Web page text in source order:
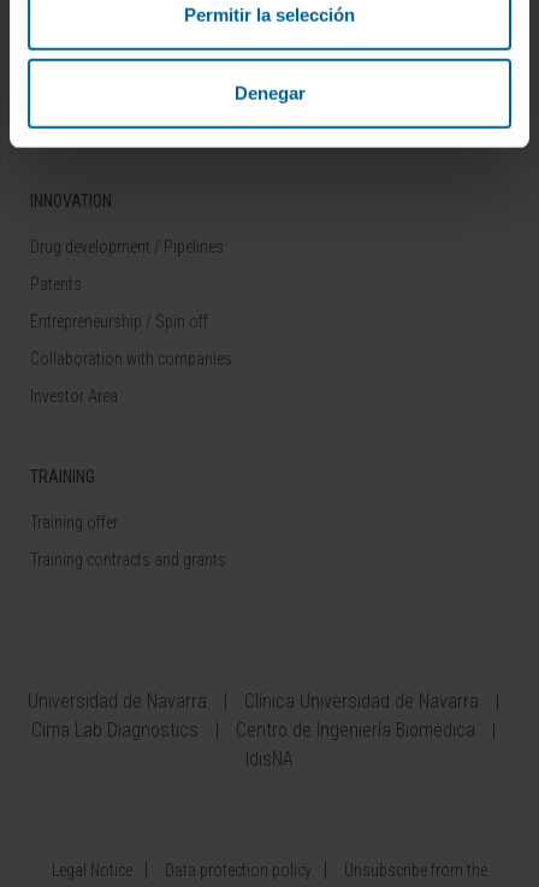
Permitir la selección
Denegar
Technology platforms
INNOVATION
Drug development / Pipelines
Patents
Entrepreneurship / Spin off
Collaboration with companies
Investor Area
TRAINING
Training offer
Training contracts and grants
Universidad de Navarra
Clínica Universidad de Navarra
Cima Lab Diagnostics
Centro de Ingeniería Biomédica
IdisNA
Legal Notice Data protection policy Unsubscribe from the